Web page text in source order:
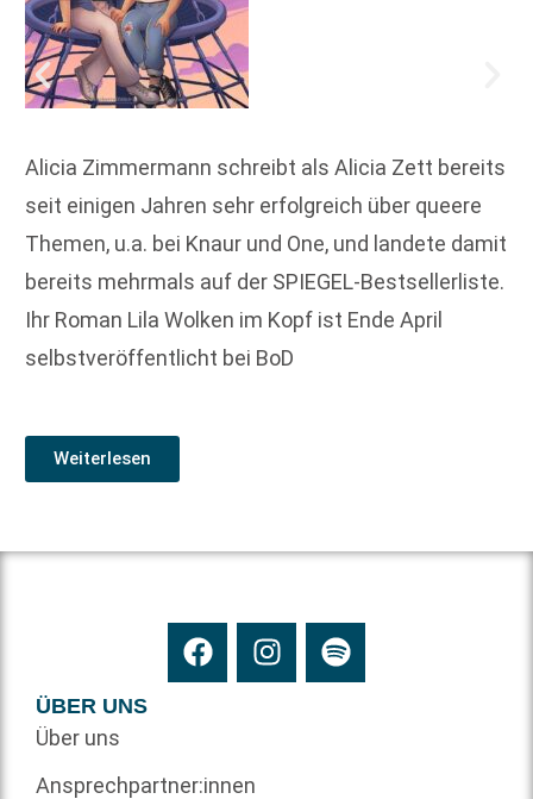
Alicia Zimmermann schreibt als Alicia Zett bereits
seit einigen Jahren sehr erfolgreich über queere
Themen, u.a. bei Knaur und One, und landete damit
bereits mehrmals auf der SPIEGEL-Bestsellerliste.
Ihr Roman Lila Wolken im Kopf ist Ende April
selbstveröffentlicht bei BoD
Weiterlesen
ÜBER UNS
Über uns
Ansprechpartner:innen